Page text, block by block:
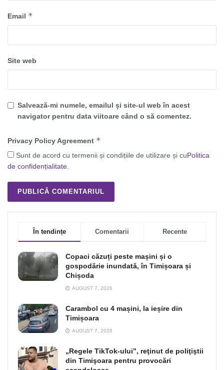
Email *
Site web
Salvează-mi numele, emailul și site-ul web în acest
navigator pentru data viitoare când o să comentez.
Privacy Policy Agreement *
Sunt de acord cu termenii și condițiile de utilizare și cuPolitica
de confidențialitate.
În tendințe Comentarii Recente
Copaci căzuți peste mașini și o
gospodărie inundată, în Timișoara și
Chișoda
AUGUST 7, 2026
Carambol cu 4 mașini, la ieșire din
Timișoara
AUGUST 7, 2026
„Regele TikTok-ului”, reţinut de poliţiştii
din Timişoara pentru provocări